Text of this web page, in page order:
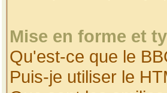
Mise en forme et
Qu'est-ce que le
Puis-je utiliser le